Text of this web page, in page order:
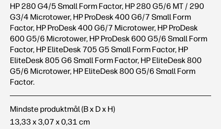
HP 280 G4/5 Small Form Factor, HP 280 G5/6 MT / 290
G3/4 Microtower, HP ProDesk 400 G6/7 Small Form
Factor, HP ProDesk 400 G6/7 Microtower, HP ProDesk
600 G5/6 Microtower, HP ProDesk 600 G5/6 Small Form
Factor, HP EliteDesk 705 G5 Small Form Factor, HP
EliteDesk 805 G6 Small Form Factor, HP EliteDesk 800
G5/6 Microtower, HP EliteDesk 800 G5/6 Small Form
Factor.
Mindste produktmål (B x D x H)
13,33 x 3,07 x 0,31 cm